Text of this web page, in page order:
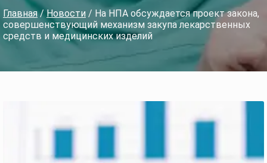
Главная/Новости / На НПА обсуждается проект закона,
совершенствующий механизм закупа лекарственных
средств и медицинских изделий